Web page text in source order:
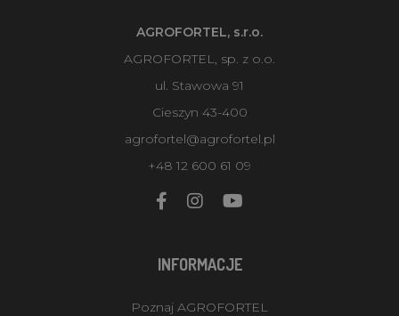
AGROFORTEL, s.r.o.
AGROFORTEL, sp. z o.o.
ul. Stawowa 91
Cieszyn 43-400
agrofortel@agrofortel.pl
+48 12 600 61 09
INFORMACJE
Poznaj AGROFORTEL